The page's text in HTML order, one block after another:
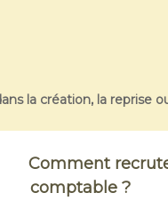
la création, la reprise
Comment
comptable ?